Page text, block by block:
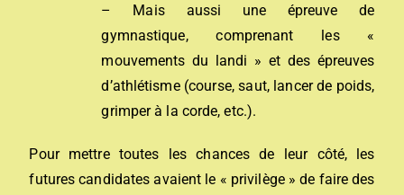
– Mais aussi une épreuve de
gymnastique, comprenant les «
mouvements du landi » et des épreuves
d’athlétisme (course, saut, lancer de poids,
grimper à la corde, etc.).
Pour mettre toutes les chances de leur côté, les
futures candidates avaient le « privilège » de faire des